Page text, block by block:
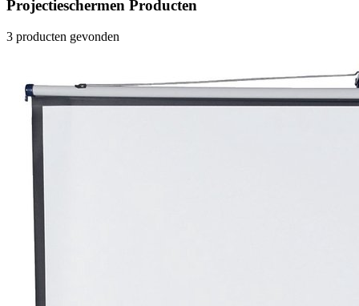
Projectieschermen Producten
3 producten gevonden